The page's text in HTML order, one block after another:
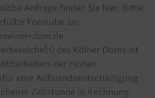
Anfrage finden Sie hier. Bitte
Formular an:
dom.de.
des Kölner Doms ist
der Hohen
eine Aufwandsentschädigung
Zeitstunde in Rechnung